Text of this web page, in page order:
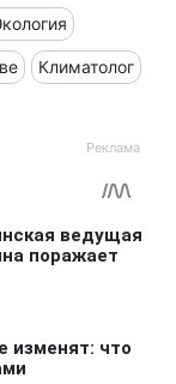
Климатолог